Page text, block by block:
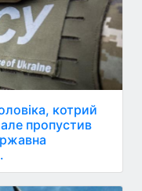
котрий
пропустив